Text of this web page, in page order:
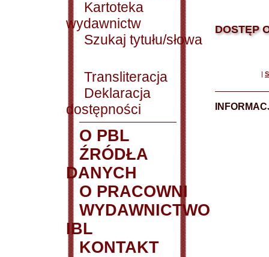
Kartoteka
wydawnictw
Szukaj tytułu/słowa
Transliteracja
Deklaracja
dostępności
O PBL
ŹRÓDŁA
DANYCH
O PRACOWNI
WYDAWNICTWO
IBL
KONTAKT
DOSTĘP
|